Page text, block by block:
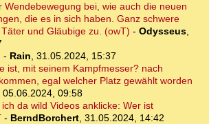
Wendebewegung bei, wie auch die neuen
die es in sich haben. Ganz schwere
und Gläubige zu. (owT) - Odysseus,
- Rain, 31.05.2024, 15:37
ist, mit seinem Kampfmesser? nach
egal welcher Platz gewählt worden
05.06.2024, 09:58
da wild Videos anklicke: Wer ist
- BerndBorchert, 31.05.2024, 14:42